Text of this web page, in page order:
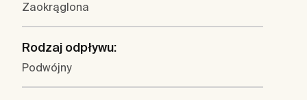
Zaokrąglona
Rodzaj odpływu:
Podwójny